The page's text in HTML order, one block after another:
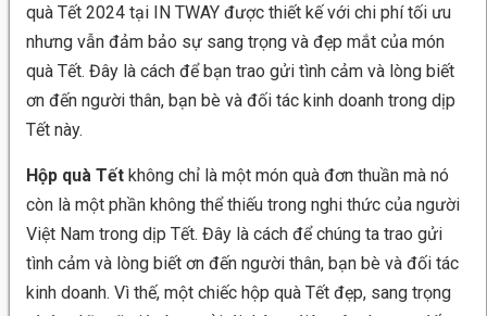
quà Tết 2024 tại IN TWAY được thiết kế với chi phí tối ưu
nhưng vẫn đảm bảo sự sang trọng và đẹp mắt của món
quà Tết. Đây là cách để bạn trao gửi tình cảm và lòng biết
ơn đến người thân, bạn bè và đối tác kinh doanh trong dịp
Tết này.
Hộp quà Tếtkhông chỉ là một món quà đơn thuần mà nó
còn là một phần không thể thiếu trong nghi thức của người
Việt Nam trong dịp Tết. Đây là cách để chúng ta trao gửi
tình cảm và lòng biết ơn đến người thân, bạn bè và đối tác
kinh doanh. Vì thế, một chiếc hộp quà Tết đẹp, sang trọng